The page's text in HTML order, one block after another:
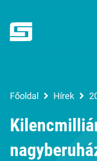
Főoldal Hírek